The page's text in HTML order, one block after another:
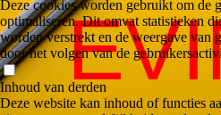
Deze cookies worden gebruikt om de
optimaliseren. Dit omvat statistieken
worden verstrekt en de weergave van
door het volgen van de
Inhoud van derden
Deze website kan inhoud of functies